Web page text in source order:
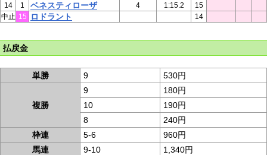
14
1 ベネスティローザ 4 1:15.2
15
中止 15 ロドラント 14
払戻金
単勝 9 530円
複勝
9
180円
10
190円
8
240円
枠連
5-6
960円
馬連
9-10
1,340円